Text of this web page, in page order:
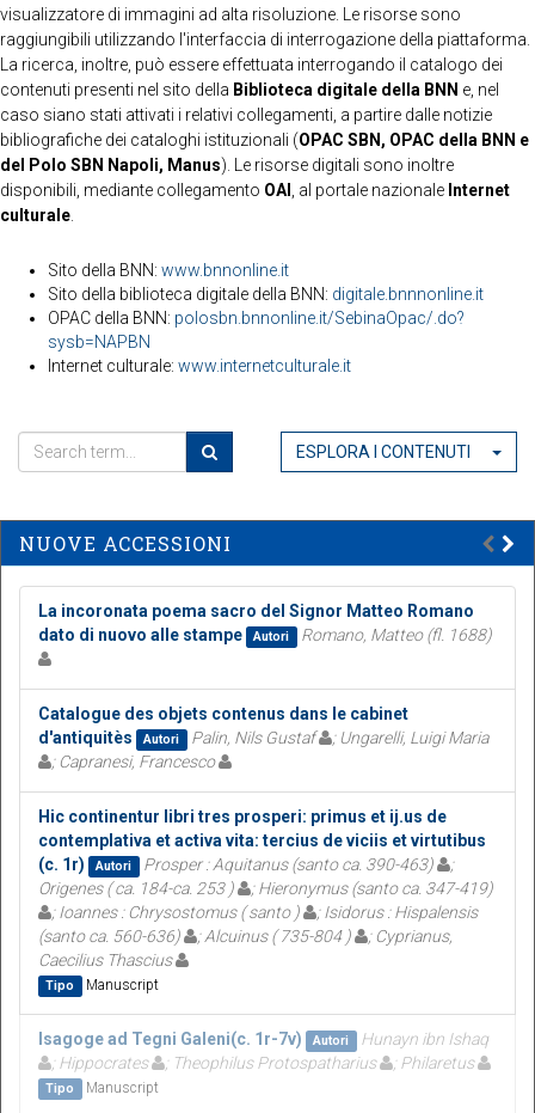
visualizzatore di immagini ad alta risoluzione. Le risorse sono
raggiungibili utilizzando l'interfaccia di interrogazione della piattaforma.
La ricerca, inoltre, può essere effettuata interrogando il catalogo dei
contenuti presenti nel sito della Biblioteca digitale della BNN e, nel
caso siano stati attivati i relativi collegamenti, a partire dalle notizie
bibliografiche dei cataloghi istituzionali (OPAC SBN, OPAC della BNN e
del Polo SBN Napoli, Manus). Le risorse digitali sono inoltre
disponibili, mediante collegamento OAI , al portale nazionale Internet
culturale
Sito della BNN: www.bnnonline.it
Sito della biblioteca digitale della BNN: digitale.bnnnonline.it
OPAC della BNN: polosbn.bnnonline.it/SebinaOpac/.do?
sysb=NAPBN
Internet culturale: www.internetculturale.it
ESPLORA I CONTENUTI
NUOVE ACCESSIONI
La incoronata poema sacro del Signor Matteo Romano
dato di nuovo alle stampe
Autori Romano, Matteo (fl. 1688)
Catalogue des objets contenus dans le cabinet
d'antiquitès
Autori Palin, Nils Gustaf
; Ungarelli, Luigi Maria
; Capranesi, Francesco
Hic continentur libri tres prosperi: primus et ij.us de
contemplativa et activa vita: tercius de viciis et virtutibus
(c. 1r)
Autori Prosper : Aquitanus (santo ca. 390-463)
;
Origenes ( ca. 184-ca. 253 )
; Hieronymus (santo ca. 347-419)
; Ioannes : Chrysostomus ( santo )
; Isidorus : Hispalensis
(santo ca. 560-636)
; Alcuinus ( 735-804 )
; Cyprianus,
Caecilius Thascius
Tipo Manuscript
Isagoge ad Tegni Galeni(c. 1r-7v) Autori
Hunayn ibn Ishaq
; Hippocrates
; Theophilus Protospatharius ; Philaretus
Tipo Manuscript